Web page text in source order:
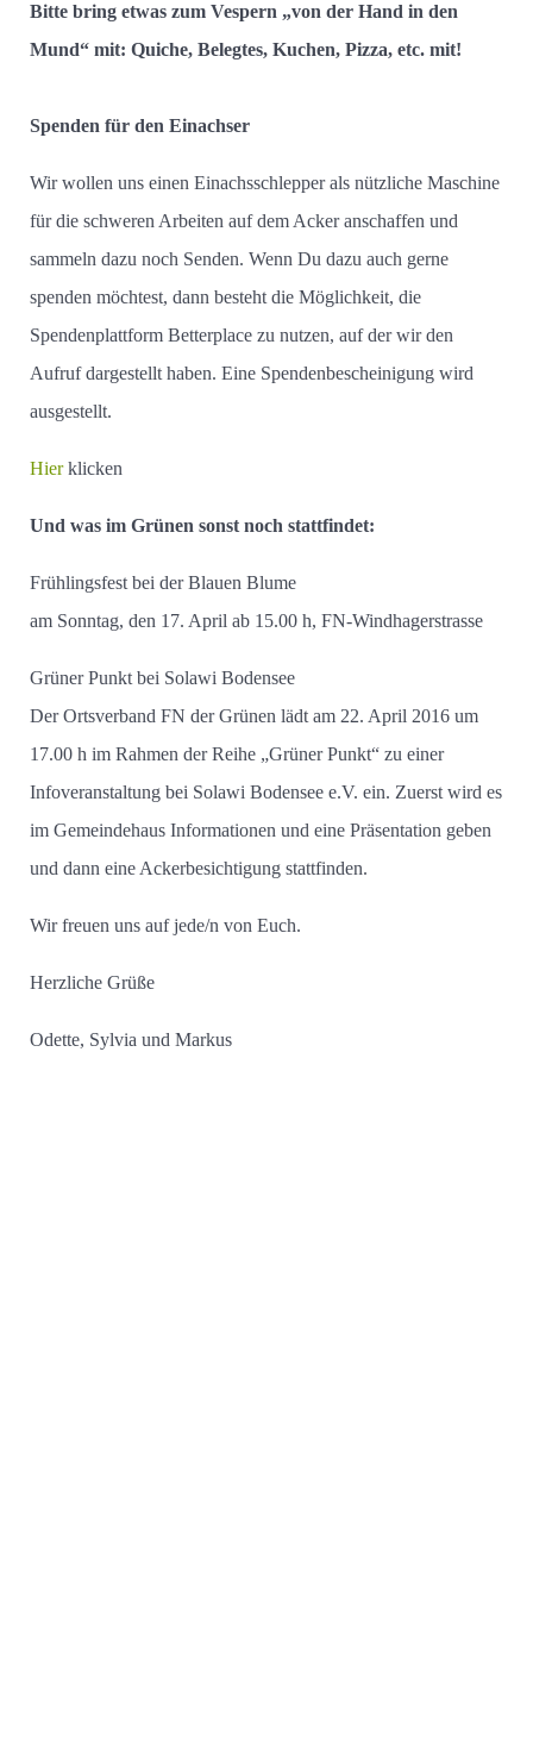
Bitte bring etwas zum Vespern „von der Hand in den
Mund“ mit: Quiche, Belegtes, Kuchen, Pizza, etc. mit!
Spenden für den Einachser
Wir wollen uns einen Einachsschlepper als nützliche Maschine
für die schweren Arbeiten auf dem Acker anschaffen und
sammeln dazu noch Senden. Wenn Du dazu auch gerne
spenden möchtest, dann besteht die Möglichkeit, die
Spendenplattform Betterplace zu nutzen, auf der wir den
Aufruf dargestellt haben. Eine Spendenbescheinigung wird
ausgestellt.
Hierklicken
Und was im Grünen sonst noch stattfindet:
Frühlingsfest bei der Blauen Blume
am Sonntag, den 17. April ab 15.00 h, FN-Windhagerstrasse
Grüner Punkt bei Solawi Bodensee
Der Ortsverband FN der Grünen lädt am 22. April 2016 um
17.00 h im Rahmen der Reihe „Grüner Punkt“ zu einer
Infoveranstaltung bei Solawi Bodensee e.V. ein. Zuerst wird es
im Gemeindehaus Informationen und eine Präsentation geben
und dann eine Ackerbesichtigung stattfinden.
Wir freuen uns auf jede/n von Euch.
Herzliche Grüße
Odette, Sylvia und Markus